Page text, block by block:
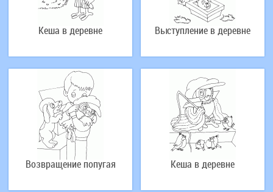
Кеша в деревне Выступление в деревне
Возвращение попугая Кеша в деревне